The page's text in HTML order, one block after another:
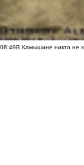
08:49В Камышине никто не